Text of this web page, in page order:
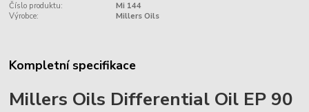
Číslo produktu:
Mi 144
Výrobce:
Millers Oils
Kompletní specifikace
Millers Oils Differential Oil EP 90